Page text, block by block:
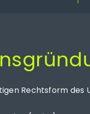
Rechtsform des